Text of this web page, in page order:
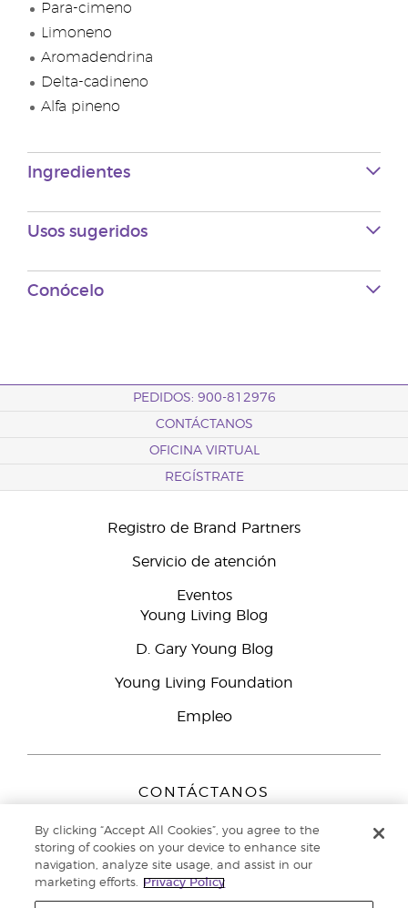
Para-cimeno
Limoneno
Aromadendrina
Delta-cadineno
Alfa pineno
Ingredientes
Usos sugeridos
Conócelo
PEDIDOS: 900-812976
CONTÁCTANOS
OFICINA VIRTUAL
REGÍSTRATE
Registro de Brand Partners
Servicio de atención
Eventos
Young Living Blog
D. Gary Young Blog
Young Living Foundation
Empleo
CONTÁCTANOS
Peizerweg 97
9727 AJ Groningen
Netherlands
Servicio de atención:900-812976
By clicking “Accept All Cookies”, you agree to the
storing of cookies on your device to enhance site
navigation, analyze site usage, and assist in our
marketing efforts.
Privacy Policy